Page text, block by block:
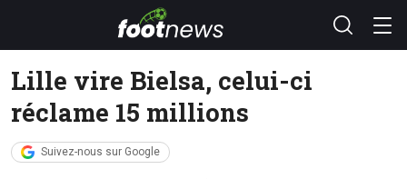
Lille vire Bielsa, celui-ci
réclame 15 millions
Suivez-nous sur Google